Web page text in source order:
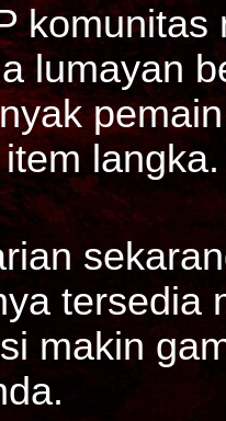
lumayan
tersedia
makin